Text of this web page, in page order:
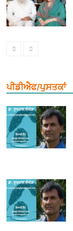
ਪੀਡੀਐਫ/ਪੁਸਤਕਾਂ